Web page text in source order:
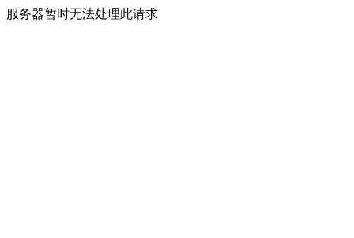
服务器暂时无法处理此请求